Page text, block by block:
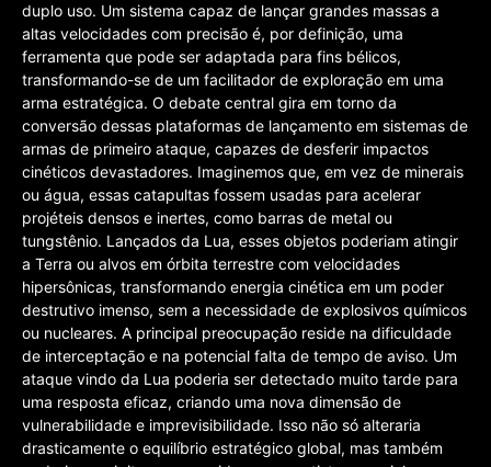
duplo uso. Um sistema capaz de lançar grandes massas a
altas velocidades com precisão é, por definição, uma
ferramenta que pode ser adaptada para fins bélicos,
transformando-se de um facilitador de exploração em uma
arma estratégica. O debate central gira em torno da
conversão dessas plataformas de lançamento em sistemas de
armas de primeiro ataque, capazes de desferir impactos
cinéticos devastadores. Imaginemos que, em vez de minerais
ou água, essas catapultas fossem usadas para acelerar
projéteis densos e inertes, como barras de metal ou
tungstênio. Lançados da Lua, esses objetos poderiam atingir
a Terra ou alvos em órbita terrestre com velocidades
hipersônicas, transformando energia cinética em um poder
destrutivo imenso, sem a necessidade de explosivos químicos
ou nucleares. A principal preocupação reside na dificuldade
de interceptação e na potencial falta de tempo de aviso. Um
ataque vindo da Lua poderia ser detectado muito tarde para
uma resposta eficaz, criando uma nova dimensão de
vulnerabilidade e imprevisibilidade. Isso não só alteraria
drasticamente o equilíbrio estratégico global, mas também